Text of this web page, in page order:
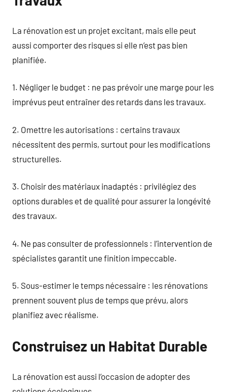
La rénovation est un projet excitant, mais elle peut
aussi comporter des risques si elle n’est pas bien
planifiée.
1. Négliger le budget : ne pas prévoir une marge pour les
imprévus peut entraîner des retards dans les travaux.
2. Omettre les autorisations : certains travaux
nécessitent des permis, surtout pour les modifications
structurelles.
3. Choisir des matériaux inadaptés : privilégiez des
options durables et de qualité pour assurer la longévité
des travaux.
4. Ne pas consulter de professionnels : l’intervention de
spécialistes garantit une finition impeccable.
5. Sous-estimer le temps nécessaire : les rénovations
prennent souvent plus de temps que prévu, alors
planifiez avec réalisme.
Construisez un Habitat Durable
La rénovation est aussi l’occasion de adopter des